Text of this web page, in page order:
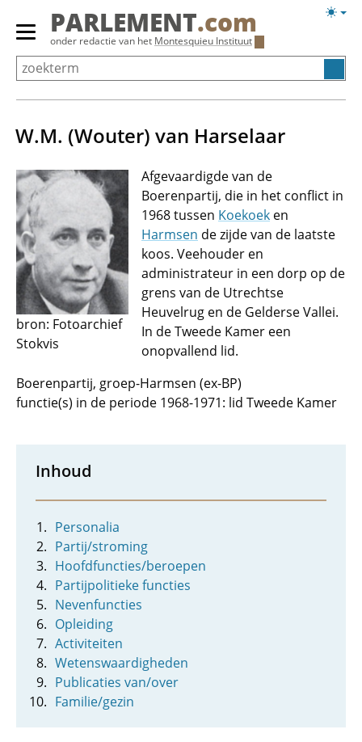
Overslaan
Primair
menu
tonen/verbergen
PARLEMENT.com
onder redactie van het Montesquieu Instituut
W.M. (Wouter) van Harselaar
bron: Fotoarchief
Stokvis
Afgevaardigde van de
Boerenpartij, die in het conflict in
1968 tussen Koekoek en
Harmsen de zijde van de laatste
koos. Veehouder en
administrateur in een dorp op de
grens van de Utrechtse
Heuvelrug en de Gelderse Vallei.
In de Tweede Kamer een
onopvallend lid.
Boerenpartij, groep-Harmsen (ex-BP)
functie(s) in de periode 1968-1971: lid Tweede Kamer
Inhoud
Personalia
Partij/stroming
Hoofdfuncties/beroepen
Partijpolitieke functies
Nevenfuncties
Opleiding
Activiteiten
Wetenswaardigheden
Publicaties van/over
Familie/gezin